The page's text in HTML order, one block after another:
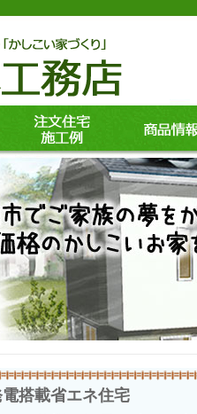
搭載省エネ住宅